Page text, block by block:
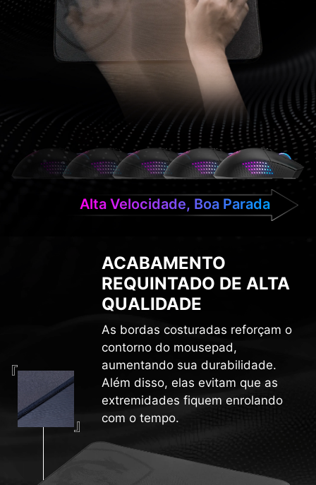
Alta Velocidade, Boa Parada
ACABAMENTO
REQUINTADO DE ALTA
QUALIDADE
As bordas costuradas reforçam o
contorno do mousepad,
aumentando sua durabilidade.
Além disso, elas evitam que as
extremidades fiquem enrolando
com o tempo.